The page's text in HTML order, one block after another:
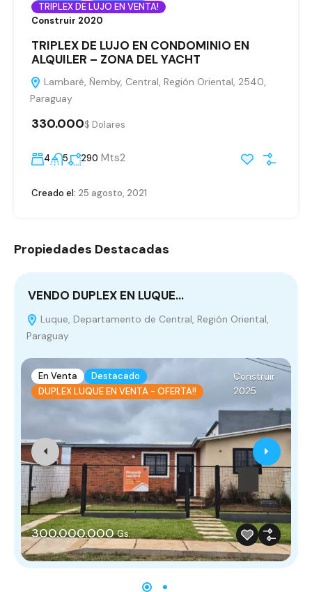
TRIPLEX DE LUJO EN VENTA!
Construir 2020
TRIPLEX DE LUJO EN CONDOMINIO EN
ALQUILER – ZONA DEL YACHT
Lambaré, Ñemby, Central, Región Oriental, 2540,
Paraguay
330.000$ Dolares
4 5 290 Mts2
Creado el: 25 agosto, 2021
Propiedades Destacadas
VENDO DUPLEX EN LUQUE…
Luque, Departamento de Central, Región Oriental,
Paraguay
En Venta
Destacado
DUPLEX LUQUE EN VENTA - OFERTA!!
Construir
2025
300.000.000 Gs.